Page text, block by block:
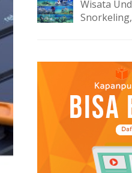
Wisata